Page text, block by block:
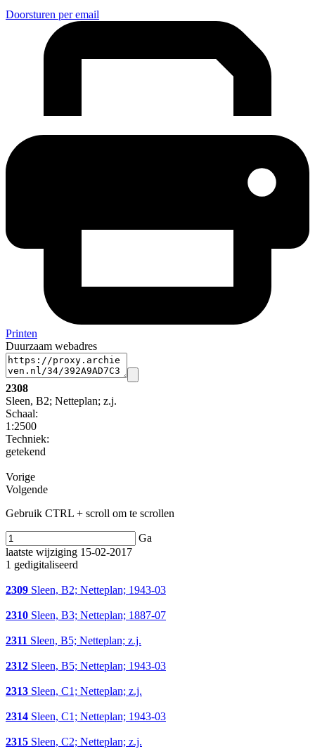
Doorsturen per email
Printen
Duurzaam webadres
2308
Sleen, B2; Netteplan; z.j.
Schaal:
1:2500
Techniek:
getekend
Vorige
Volgende
Gebruik CTRL + scroll om te scrollen
Ga
laatste wijziging 15-02-2017
1 gedigitaliseerd
2309 Sleen, B2; Netteplan; 1943-03
2310 Sleen, B3; Netteplan; 1887-07
2311 Sleen, B5; Netteplan; z.j.
2312 Sleen, B5; Netteplan; 1943-03
2313 Sleen, C1; Netteplan; z.j.
2314 Sleen, C1; Netteplan; 1943-03
2315 Sleen, C2; Netteplan; z.j.